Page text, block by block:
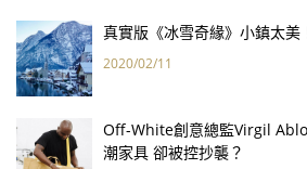
真實版《冰雪奇緣》小鎮太
2020/02/11
Off-White創意總監Virgil
潮家具 卻被控抄襲？